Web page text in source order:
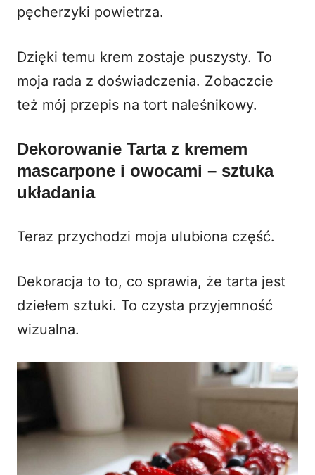
pęcherzyki powietrza.
Dzięki temu krem zostaje puszysty. To
moja rada z doświadczenia. Zobaczcie
też mój przepis na tort naleśnikowy.
Dekorowanie Tarta z kremem
mascarpone i owocami – sztuka
układania
Teraz przychodzi moja ulubiona część.
Dekoracja to to, co sprawia, że tarta jest
dziełem sztuki. To czysta przyjemność
wizualna.